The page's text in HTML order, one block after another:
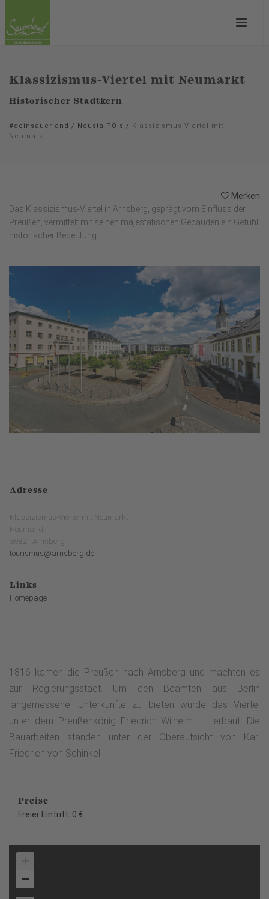
Klassizismus-Viertel mit Neumarkt
Historischer Stadtkern
#deinsauerland / Neusta POIs / Klassizismus-Viertel mit
Neumarkt
Merken
Das Klassizismus-Viertel in Arnsberg, geprägt vom Einfluss der
Preußen, vermittelt mit seinen majestätischen Gebäuden ein Gefühl
historischer Bedeutung.
Adresse
Klassizismus-Viertel mit Neumarkt
Neumarkt
59821 Arnsberg
tourismus@arnsberg.de
Links
Homepage
1816 kamen die Preußen nach Arnsberg und machten es
zur Regierungsstadt. Um den Beamten aus Berlin
'angemessene' Unterkünfte zu bieten wurde das Viertel
unter dem Preußenkönig Friedrich Wilhelm III. erbaut. Die
Bauarbeiten standen unter der Oberaufsicht von Karl
Friedrich von Schinkel.
Preise
Freier Eintritt: 0 €
−